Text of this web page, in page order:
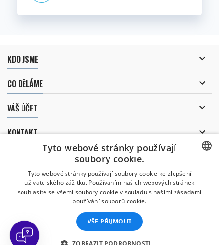
KDO JSME 
CO DĚLÁME 
VÁŠ ÚČET 
KONTAKT 
ODBĚR NOVINEK
Uděluji souhlas se
zpracováním osobních údajů.
CZECH
Tyto webové stránky používají
soubory cookie.
Tyto webové stránky používají soubory cookie ke zlepšení
uživatelského zážitku. Používáním našich webových stránek
souhlasíte se všemi soubory cookie v souladu s našimi zásadami
používání souborů cookie.
VŠE PŘIJMOUT
ZOBRAZIT PODROBNOSTI